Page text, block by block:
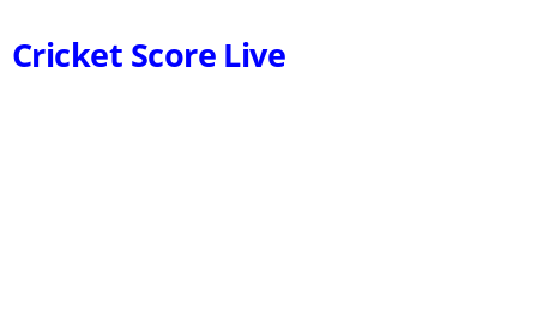
Cricket Score Live